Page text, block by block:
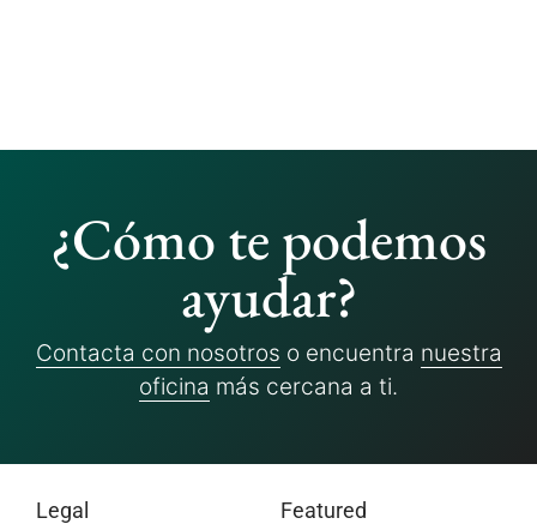
¿Cómo te podemos
ayudar?
Contacta con nosotros o encuentra nuestra
oficina más cercana a ti.
Legal Featured